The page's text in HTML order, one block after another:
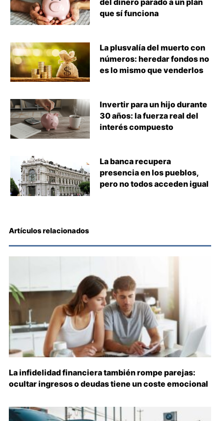
que sí funciona
La plusvalía del muerto con
números: heredar fondos no
es lo mismo que venderlos
Invertir para un hijo durante
30 años: la fuerza real del
interés compuesto
La banca recupera
presencia en los pueblos,
pero no todos acceden igual
Artículos relacionados
La infidelidad financiera también rompe parejas:
ocultar ingresos o deudas tiene un coste emocional